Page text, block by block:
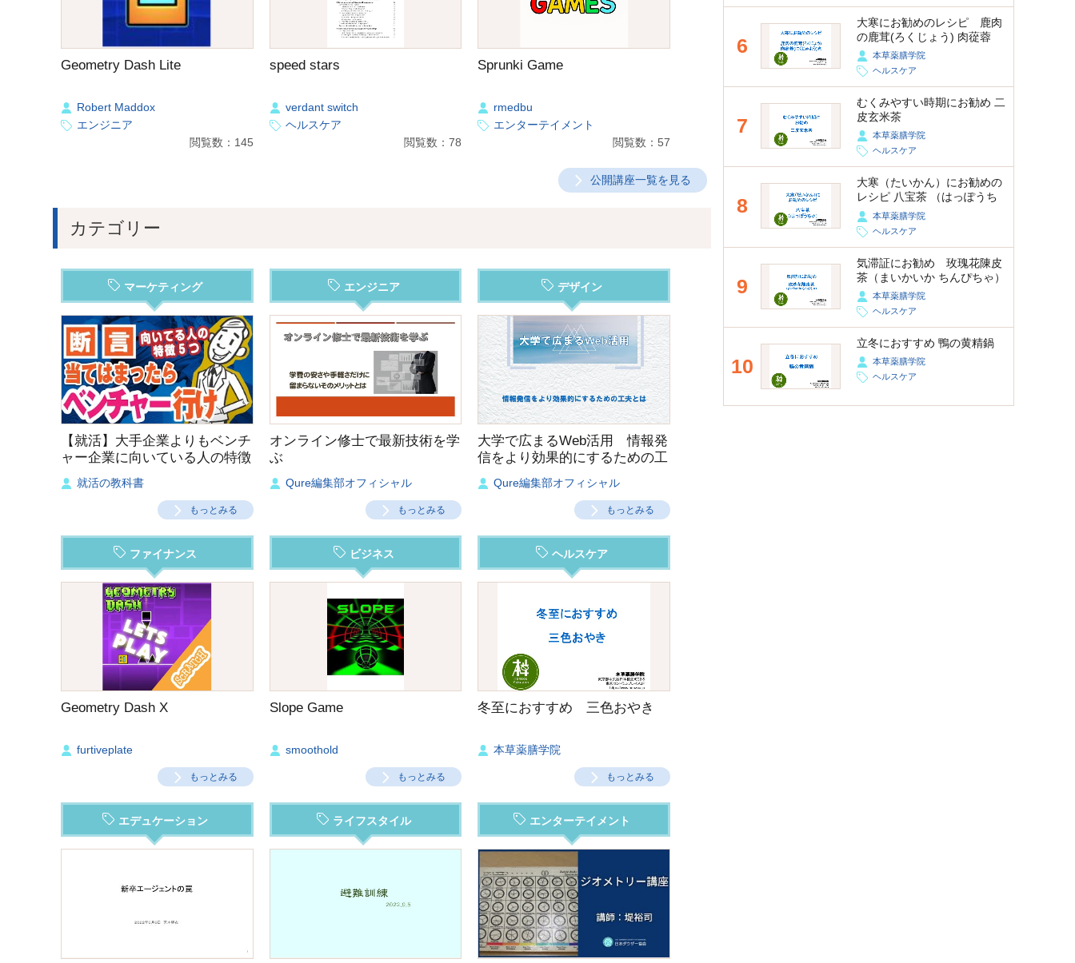
Geometry Dash Lite
Robert Maddox
エンジニア
閲覧数：145
speed stars
verdant switch
ヘルスケア
閲覧数：78
Sprunki Game
rmedbu
エンターテイメント
閲覧数：57
公開講座一覧を見る
カテゴリー
マーケティング
【就活】大手企業よりもベンチ
ャー企業に向いている人の特徴
５つ‼︎
就活の教科書
もっとみる
エンジニア
オンライン修士で最新技術を学
ぶ
Qure編集部オフィシャル
もっとみる
デザイン
大学で広まるWeb活用 情報発
信をより効果的にするための工
Qure編集部オフィシャル
もっとみる
ファイナンス
Geometry Dash X
furtiveplate
もっとみる
ビジネス
Slope Game
smoothold
もっとみる
ヘルスケア
冬至におすすめ 三色おやき
本草薬膳学院
もっとみる
エデュケーション ライフスタイル エンターテイメント
6
大寒にお勧めのレシピ 鹿肉
の鹿茸(ろくじょう) 肉蓯蓉
(にくじゅよう)煮
本草薬膳学院
ヘルスケア
7
むくみやすい時期にお勧め 二
皮玄米茶
本草薬膳学院
ヘルスケア
8
大寒（たいかん）にお勧めの
レシピ 八宝茶 （はっぽうち
ゃ）本草薬膳学院
ヘルスケア
9
気滞証にお勧め 玫瑰花陳皮
茶（まいかいか ちんぴちゃ）
本草薬膳学院
ヘルスケア
10
立冬におすすめ 鴨の黄精鍋
本草薬膳学院
ヘルスケア